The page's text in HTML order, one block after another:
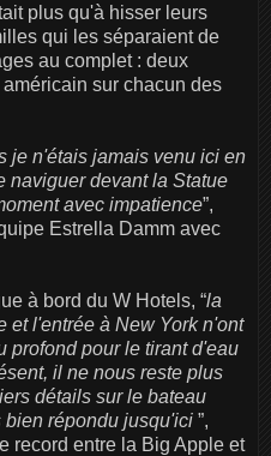
plus qu'à hisser leurs
qui les séparaient de
au complet : deux
sur chacun des
je n'étais jamais venu ici en
naviguer devant la Statue
avec impatience”,
Estrella Damm avec
à bord du W Hotels, “la
et l'entrée à New York n'ont
profond pour le tirant d'eau
il ne nous reste plus
détails sur le bateau
bien répondu jusqu'ici ”,
record entre la Big Apple et